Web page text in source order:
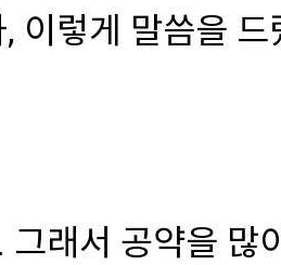
이렇게 말씀을 드
래서 공약을 많